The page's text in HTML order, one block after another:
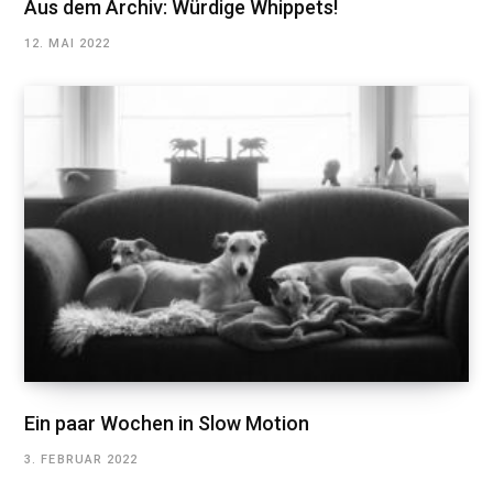
Aus dem Archiv: Würdige Whippets!
12. MAI 2022
Ein paar Wochen in Slow Motion
3. FEBRUAR 2022